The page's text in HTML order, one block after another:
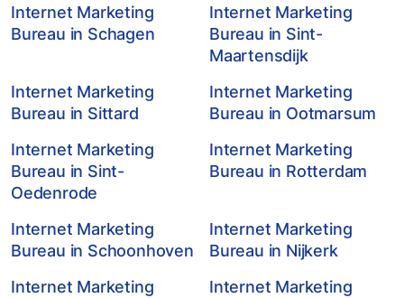
Internet Marketing
Bureau in Schagen
Internet Marketing
Bureau in Sint-
Maartensdijk
Internet Marketing
Bureau in Sittard
Internet Marketing
Bureau in Ootmarsum
Internet Marketing
Bureau in Sint-
Oedenrode
Internet Marketing
Bureau in Rotterdam
Internet Marketing
Bureau in Schoonhoven
Internet Marketing
Bureau in Nijkerk
Internet Marketing
Internet Marketing